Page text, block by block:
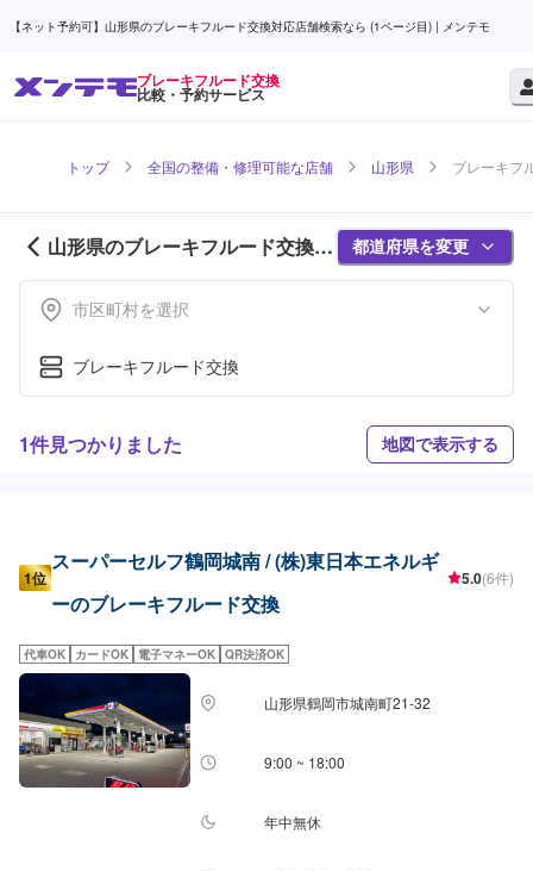
【ネット予約可】山形県のブレーキフルード交換対応店舗検索なら (1ページ目) | メンテモ
ブレーキフルード交換
比較・予約サービス
トップ 全国の整備・修理可能な店舗 山形県 ブレーキフ
山形県のブレーキフルード交換対
応店舗紹介 (1ページ目)
都道府県を変更
市区町村を選択
ブレーキフルード交換
1件見つかりました 地図で表示する
1位
スーパーセルフ鶴岡城南 / (株)東日本エネルギ
ーのブレーキフルード交換
5.0(6件)
代車OK カードOK 電子マネーOK QR決済OK
山形県鶴岡市城南町21-32
9:00 ~ 18:00
年中無休